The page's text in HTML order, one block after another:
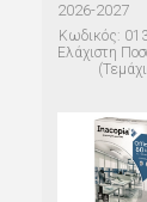
2026-2027
Κωδικός:
Ελάχιστη